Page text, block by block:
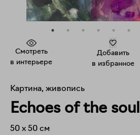
Смотреть
в интерьере
Добавить
в избранное
Картина, живопись
Echoes of the soul
50 x 50 см